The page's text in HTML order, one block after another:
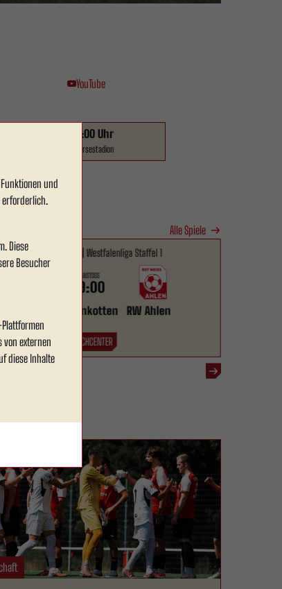
und
Diese
Besucher
von externen
diese Inhalte
YouTube
18:00 - 20:00 Uhr
Trainingsplatz am Wersestadion
Alle Spiele
Freitag, 14.08.2026 | Westfalenliga Staffel 1
ANSTOSS
19:00
SuS Bad Westernkotten RW Ahlen
MATCHCENTER